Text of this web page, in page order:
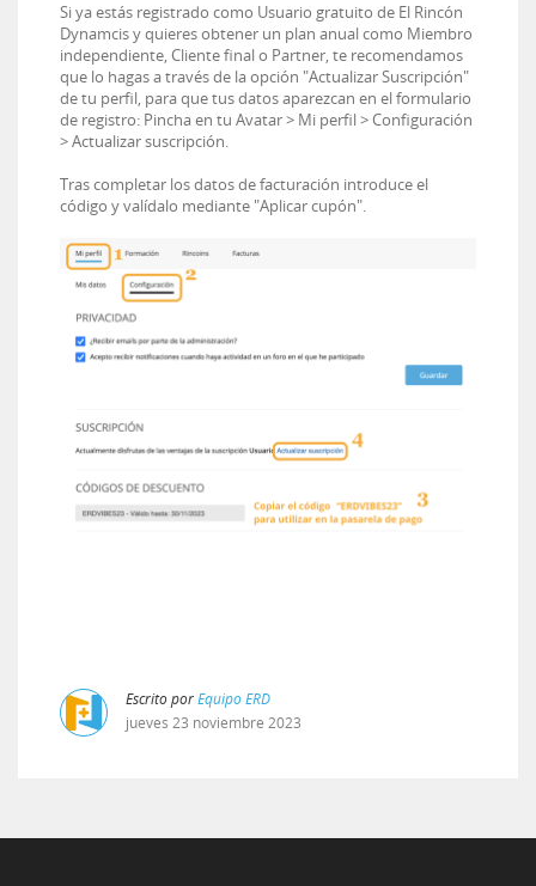
Si ya estás registrado como Usuario gratuito de El Rincón
Dynamcis y quieres obtener un plan anual como Miembro
independiente, Cliente final o Partner, te recomendamos
que lo hagas a través de la opción "Actualizar Suscripción"
de tu perfil, para que tus datos aparezcan en el formulario
de registro: Pincha en tu Avatar > Mi perfil > Configuración
> Actualizar suscripción.
Tras completar los datos de facturación introduce el
código y valídalo mediante "Aplicar cupón".
Escrito porEquipo ERD
jueves 23 noviembre 2023